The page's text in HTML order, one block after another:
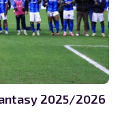
2025/2026